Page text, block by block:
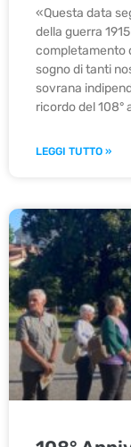
«Questa data
della guerra
completamento
sogno di tanti
sovrana
ricordo del 108°
LEGGI TUTTO »